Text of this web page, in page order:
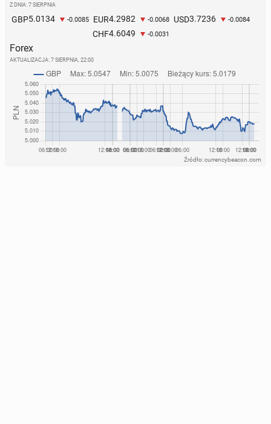
Z DNIA: 7 SIERPNIA
GBP5.0134 -0.0085 EUR4.2982 -0.0068 USD3.7236 -0.0084
CHF4.6049 -0.0031
Forex
AKTUALIZACJA: 7 SIERPNIA, 22:00
Źródło: currencybeacon.com